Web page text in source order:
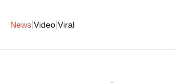
News Video Viral